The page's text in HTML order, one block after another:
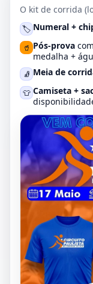
O kit de corrida
🏷️ Numeral +
🥤 Pós-prova
medalha +
🧦 Meia de
👕 Camiseta +